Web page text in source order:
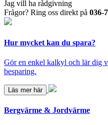
Jag vill ha rådgivning
Frågor? Ring oss direkt på 036-
Hur mycket kan du spara?
Gör en enkel kalkyl och lär dig
besparing.
Läs mer här
Bergvärme & Jordvärme